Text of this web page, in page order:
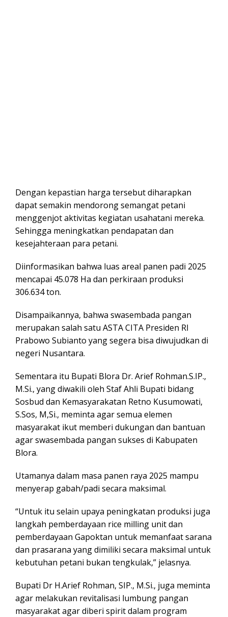
Dengan kepastian harga tersebut diharapkan
dapat semakin mendorong semangat petani
menggenjot aktivitas kegiatan usahatani mereka.
Sehingga meningkatkan pendapatan dan
kesejahteraan para petani.
Diinformasikan bahwa luas areal panen padi 2025
mencapai 45.078 Ha dan perkiraan produksi
306.634 ton.
Disampaikannya, bahwa swasembada pangan
merupakan salah satu ASTA CITA Presiden RI
Prabowo Subianto yang segera bisa diwujudkan di
negeri Nusantara.
Sementara itu Bupati Blora Dr. Arief Rohman.S.IP.,
M.Si., yang diwakili oleh Staf Ahli Bupati bidang
Sosbud dan Kemasyarakatan Retno Kusumowati,
S.Sos, M,Si., meminta agar semua elemen
masyarakat ikut memberi dukungan dan bantuan
agar swasembada pangan sukses di Kabupaten
Blora.
Utamanya dalam masa panen raya 2025 mampu
menyerap gabah/padi secara maksimal.
“Untuk itu selain upaya peningkatan produksi juga
langkah pemberdayaan rice milling unit dan
pemberdayaan Gapoktan untuk memanfaat sarana
dan prasarana yang dimiliki secara maksimal untuk
kebutuhan petani bukan tengkulak,” jelasnya.
Bupati Dr H.Arief Rohman, SIP., M.Si., juga meminta
agar melakukan revitalisasi lumbung pangan
masyarakat agar diberi spirit dalam program